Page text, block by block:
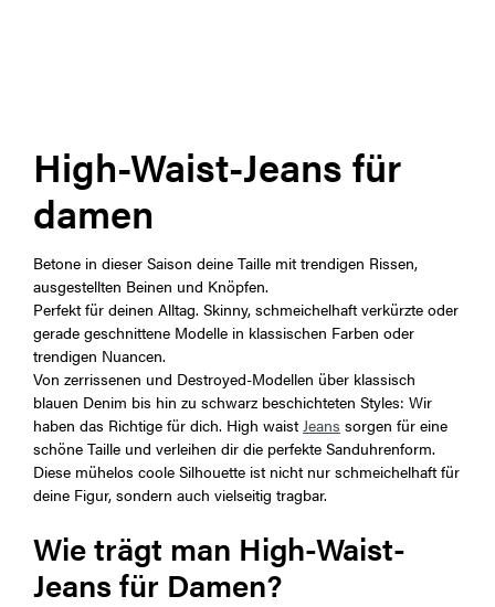
High-Waist-Jeans für
damen
Betone in dieser Saison deine Taille mit trendigen Rissen,
ausgestellten Beinen und Knöpfen.
Perfekt für deinen Alltag. Skinny, schmeichelhaft verkürzte oder
gerade geschnittene Modelle in klassischen Farben oder
trendigen Nuancen.
Von zerrissenen und Destroyed-Modellen über klassisch
blauen Denim bis hin zu schwarz beschichteten Styles: Wir
haben das Richtige für dich. High waist Jeans sorgen für eine
schöne Taille und verleihen dir die perfekte Sanduhrenform.
Diese mühelos coole Silhouette ist nicht nur schmeichelhaft für
deine Figur, sondern auch vielseitig tragbar.
Wie trägt man High-Waist-
Jeans für Damen?